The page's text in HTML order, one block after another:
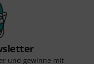
und gewinne mit